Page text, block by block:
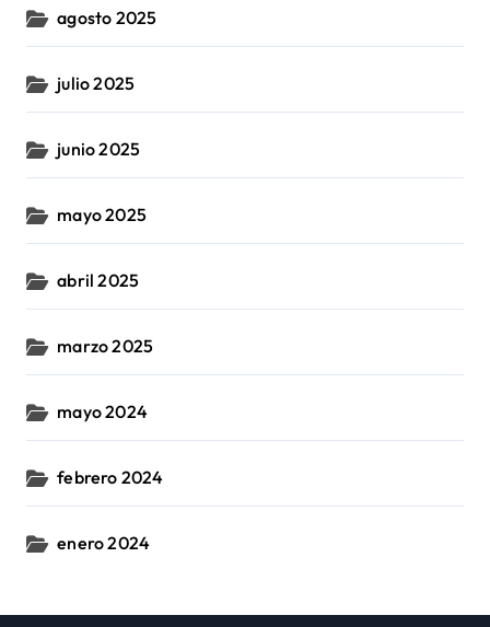
agosto 2025
julio 2025
junio 2025
mayo 2025
abril 2025
marzo 2025
mayo 2024
febrero 2024
enero 2024